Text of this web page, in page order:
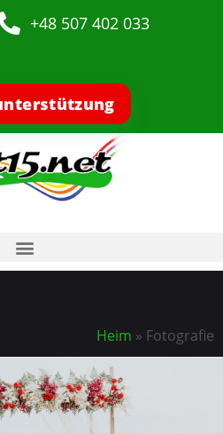
+48 507 402 033
Heim » Fotografie